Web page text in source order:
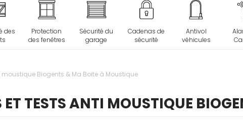
des
Protection
des fenêtres
Sécurité du
garage
Cadenas de
sécurité
Antivol
véhicules
Biogents & Ma Boite à Moustique
TESTS ANTI MOUSTIQUE